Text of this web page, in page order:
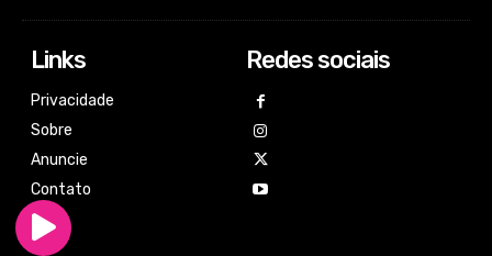
Links
Privacidade
Sobre
Anuncie
Contato
Redes sociais